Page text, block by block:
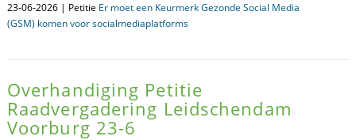
23-06-2026 | Petitie Er moet een Keurmerk Gezonde Social Media
(GSM) komen voor socialmediaplatforms
Overhandiging Petitie
Raadvergadering Leidschendam
Voorburg 23-6